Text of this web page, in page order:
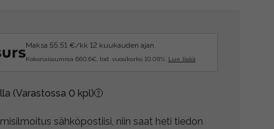
Maksa 55.51 €/kk 12 kuukauden ajan.
Kokonaissumma 660.6€, tod. vuosikorko 10.09%. Lue lisää
(Varastossa 0 kpl)
sähköpostiisi, niin saat heti tiedon